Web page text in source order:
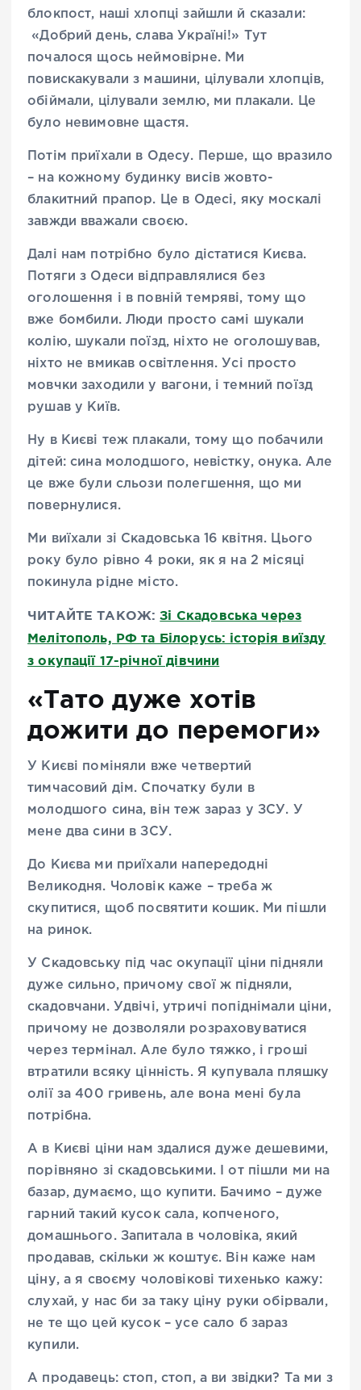
блокпост, наші хлопці зайшли й сказали:
«Добрий день, слава Україні!» Тут
почалося щось неймовірне. Ми
повискакували з машини, цілували хлопців,
обіймали, цілували землю, ми плакали. Це
було невимовне щастя.
Потім приїхали в Одесу. Перше, що вразило
– на кожному будинку висів жовто-
блакитний прапор. Це в Одесі, яку москалі
завжди вважали своєю.
Далі нам потрібно було дістатися Києва.
Потяги з Одеси відправлялися без
оголошення і в повній темряві, тому що
вже бомбили. Люди просто самі шукали
колію, шукали поїзд, ніхто не оголошував,
ніхто не вмикав освітлення. Усі просто
мовчки заходили у вагони, і темний поїзд
рушав у Київ.
Ну в Києві теж плакали, тому що побачили
дітей: сина молодшого, невістку, онука. Але
це вже були сльози полегшення, що ми
повернулися.
Ми виїхали зі Скадовська 16 квітня. Цього
року було рівно 4 роки, як я на 2 місяці
покинула рідне місто.
ЧИТАЙТЕ ТАКОЖ:Зі Скадовська через
Мелітополь, РФ та Білорусь: історія виїзду
з окупації 17-річної дівчини
«Тато дуже хотів
дожити до перемоги»
У Києві поміняли вже четвертий
тимчасовий дім. Спочатку були в
молодшого сина, він теж зараз у ЗСУ. У
мене два сини в ЗСУ.
До Києва ми приїхали напередодні
Великодня. Чоловік каже – треба ж
скупитися, щоб посвятити кошик. Ми пішли
на ринок.
У Скадовську під час окупації ціни підняли
дуже сильно, причому свої ж підняли,
скадовчани. Удвічі, утричі попіднімали ціни,
причому не дозволяли розраховуватися
через термінал. Але було тяжко, і гроші
втратили всяку цінність. Я купувала пляшку
олії за 400 гривень, але вона мені була
потрібна.
А в Києві ціни нам здалися дуже дешевими,
порівняно зі скадовськими. І от пішли ми на
базар, думаємо, що купити. Бачимо – дуже
гарний такий кусок сала, копченого,
домашнього. Запитала в чоловіка, який
продавав, скільки ж коштує. Він каже нам
ціну, а я своєму чоловікові тихенько кажу:
слухай, у нас би за таку ціну руки обірвали,
не те що цей кусок – усе сало б зараз
купили.
А продавець: стоп, стоп, а ви звідки? Та ми з